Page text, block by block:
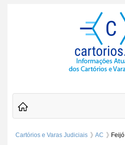
Cartórios e Varas Judiciais AC Feijó